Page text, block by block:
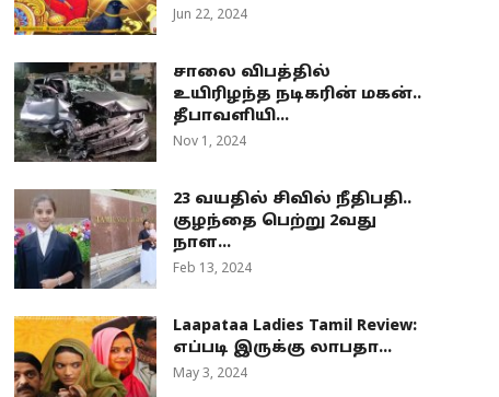
Jun 22, 2024
சாலை விபத்தில்
உயிரிழந்த நடிகரின் மகன்..
தீபாவளியி...
Nov 1, 2024
23 வயதில் சிவில் நீதிபதி..
குழந்தை பெற்று 2வது
நாள...
Feb 13, 2024
Laapataa Ladies Tamil Review:
எப்படி இருக்கு லாபதா...
May 3, 2024